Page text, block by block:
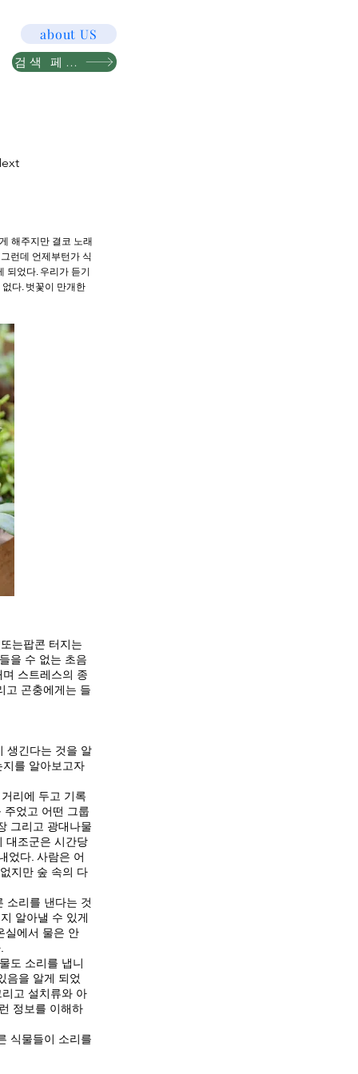
about US
검색 페이지
해주지만 결코 노래
런데 언제부턴가 식
었다. 우리가 듣기
다. 벗꽃이 만개한
는팝콘 터지는
을 수 없는 초음
스트레스의 종
고 곤충에게는 들
생긴다는 것을 알
를 알아보고자
리에 두고 기록
주었고 어떤 그룹
그리고 광대나물
대조군은 시간당
었다. 사람은 어
지만 숲 속의 다
소리를 낸다는 것
알아낼 수 있게
실에서 물은 안
도 소리를 냅니
음을 알게 되었
고 설치류와 아
정보를 이해하
식물들이 소리를